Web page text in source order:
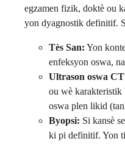
egzamen fizik, doktè ou
yon dyagnostik definitif.
Tès San: Yon
enfeksyon oswa,
Ultrason oswa
ou wè
oswa plen likid
Byopsi: Si kansè
ki pi definitif. Yon